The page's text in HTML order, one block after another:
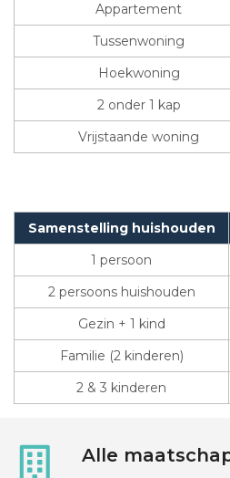
Appartement
Tussenwoning
Hoekwoning
2 onder 1 kap
Vrijstaande woning
Samenstelling huishouden
1 persoon
2 persoons huishouden
Gezin + 1 kind
Familie (2 kinderen)
2 & 3 kinderen
Alle